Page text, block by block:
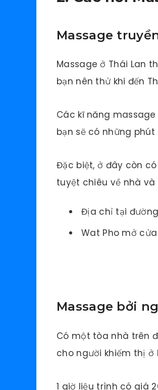
Massage
Massage ở Thái Lan
bạn nên thử khi đến
Các kĩ năng
bạn sẽ có những
Đặc biệt, ở đây còn
tuyệt chiêu về nhà và
Địa chỉ tại
Wat Pho mở
Massage bởi
Có một tòa nhà trên
cho người khiếm thị ở
1 giờ liệu trình có giá